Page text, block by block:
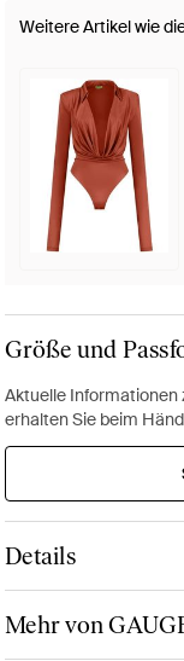
Weitere Artikel wie
Größe und
Aktuelle Informationen
erhalten Sie beim
Details
Mehr von